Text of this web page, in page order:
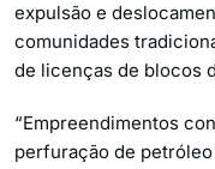
expulsão e
comunidades
de licenças de blocos
“Empreendimentos
perfuração de